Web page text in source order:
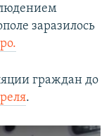
заразилось
граждан до
.